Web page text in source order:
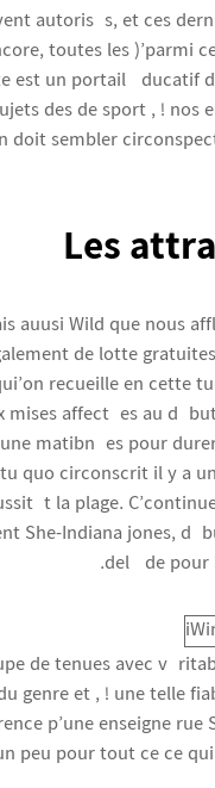
autorisés, et ces
toutes les )’parmi
est un portail éducatif
des de sport , ! nos
sembler
Les
auusi Wild que nous
de lotte
recueille en cette
affectées au
matibnées pour
quo circonscrit il y a
la plage.
She-Indiana jones,
delà de
de tenues avec
genre et , ! une telle
p’une enseigne
peu pour tout ce ce